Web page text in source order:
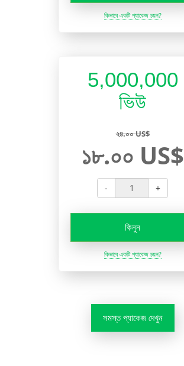
কিভাবে একটি প্যাকেজ চয়ন?
5,000,000
ভিউ
২৪.০০ US$
১৮.০০ US$
- +
কিনুন
কিভাবে একটি প্যাকেজ চয়ন?
সমস্ত প্যাকেজ দেখুন